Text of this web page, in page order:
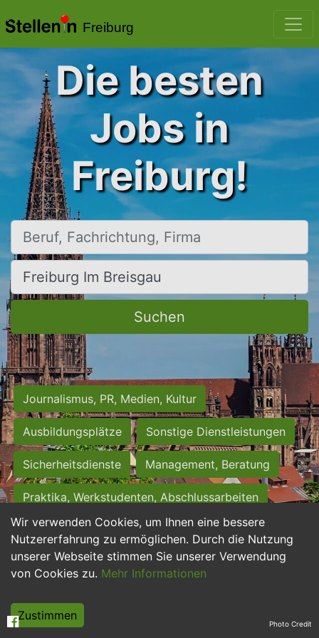
Freiburg
Wir verwenden Cookies, um Ihnen eine bessere
Nutzererfahrung zu ermöglichen. Durch die Nutzung
unserer Webseite stimmen Sie unserer Verwendung
von Cookies zu. Mehr Informationen
Zustimmen
Die besten
Jobs in
Freiburg!
Beruf, Fachrichtung, Firma
Ort, Stadt
Suchen
Journalismus, PR, Medien, Kultur
Ausbildungsplätze Sonstige Dienstleistungen
Sicherheitsdienste Management, Beratung
Praktika, Werkstudenten, Abschlussarbeiten
Personalwesen Assistenz, Sekretariat
Hilfskräfte, Aushilfs- und Nebenjobs
Weiterbildung, Studium, duale Ausbildung Photo Credit